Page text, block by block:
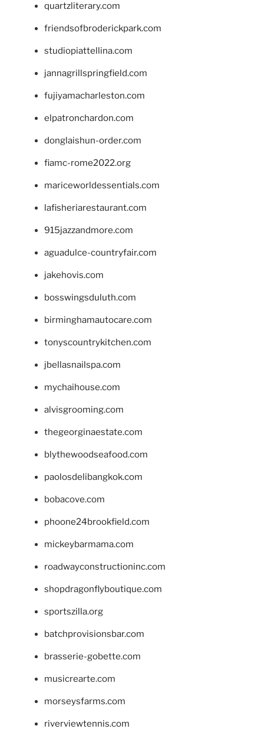
quartzliterary.com
friendsofbroderickpark.com
studiopiattellina.com
jannagrillspringfield.com
fujiyamacharleston.com
elpatronchardon.com
donglaishun-order.com
fiamc-rome2022.org
mariceworldessentials.com
lafisheriarestaurant.com
915jazzandmore.com
aguadulce-countryfair.com
jakehovis.com
bosswingsduluth.com
birminghamautocare.com
tonyscountrykitchen.com
jbellasnailspa.com
mychaihouse.com
alvisgrooming.com
thegeorginaestate.com
blythewoodseafood.com
paolosdelibangkok.com
bobacove.com
phoone24brookfield.com
mickeybarmama.com
roadwayconstructioninc.com
shopdragonflyboutique.com
sportszilla.org
batchprovisionsbar.com
brasserie-gobette.com
musicrearte.com
morseysfarms.com
riverviewtennis.com